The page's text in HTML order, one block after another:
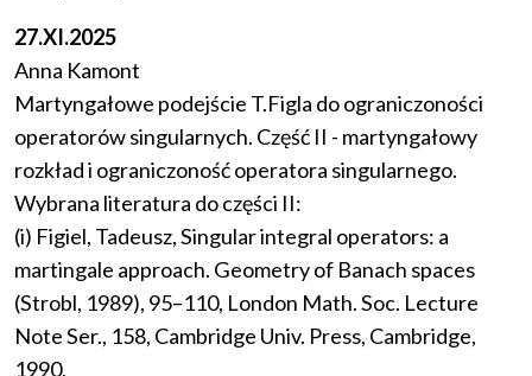
27.XI.2025
Anna Kamont
Martyngałowe podejście T.Figla do ograniczoności
operatorów singularnych. Część II - martyngałowy
rozkład i ograniczoność operatora singularnego.
Wybrana literatura do części II:
(i) Figiel, Tadeusz, Singular integral operators: a
martingale approach. Geometry of Banach spaces
(Strobl, 1989), 95–110, London Math. Soc. Lecture
Note Ser., 158, Cambridge Univ. Press, Cambridge,
1990,